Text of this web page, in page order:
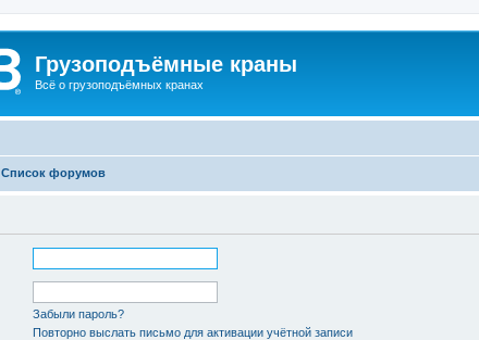
Грузоподъёмные краны
Всё о грузоподъёмных кранах
Список форумов
Забыли пароль?
Повторно выслать письмо для активации учётной записи